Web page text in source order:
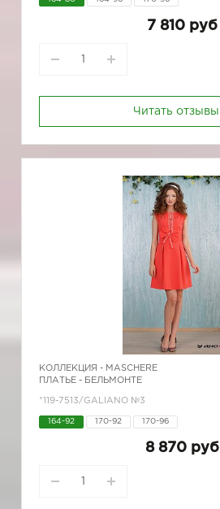
7 810 руб
Читать отзывы
КОЛЛЕКЦИЯ - MASCHERE
ПЛАТЬЕ - БЕЛЬМОНТЕ
*119-7513/GALIANO №3
164-92 170-92 170-96
8 870 руб